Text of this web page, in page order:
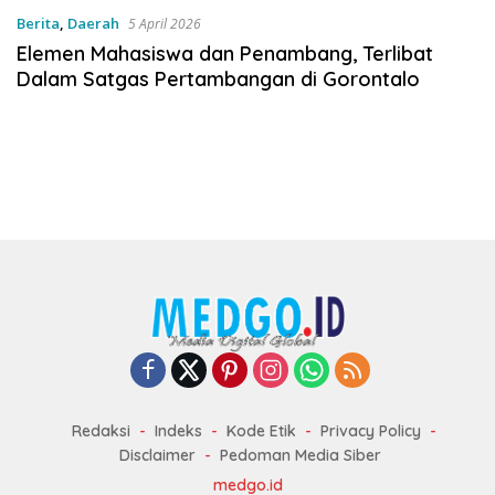
Berita, Daerah 5 April 2026
Elemen Mahasiswa dan Penambang, Terlibat
Dalam Satgas Pertambangan di Gorontalo
Redaksi Indeks Kode Etik
Privacy Policy
Disclaimer
Pedoman Media Siber
medgo.id